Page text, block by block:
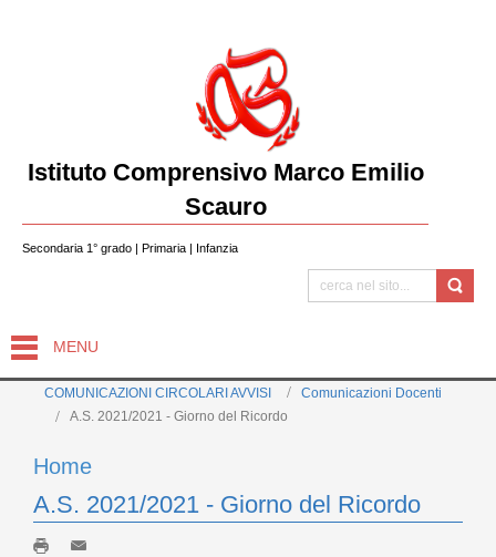
Istituto Comprensivo Marco Emilio
Scauro
Secondaria 1° grado | Primaria | Infanzia
MENU
COMUNICAZIONI CIRCOLARI AVVISI
Comunicazioni Docenti
A.S. 2021/2021 - Giorno del Ricordo
Home
A.S. 2021/2021 - Giorno del Ricordo